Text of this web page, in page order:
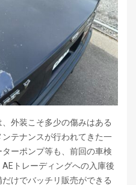
外装こそ多少の傷みはある
テナンスが行われてきた一
ーポンプ等も、前回の車検
トレーディングへの入庫後
けでバッチリ販売ができる